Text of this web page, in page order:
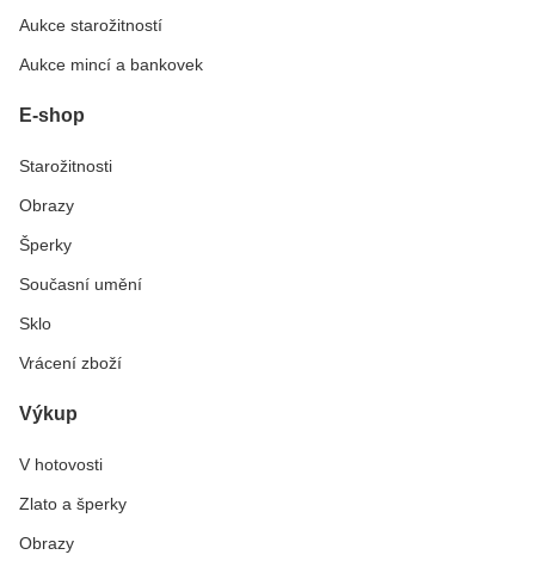
Aukce starožitností
Aukce mincí a bankovek
E-shop
Starožitnosti
Obrazy
Šperky
Současní umění
Sklo
Vrácení zboží
Výkup
V hotovosti
Zlato a šperky
Obrazy